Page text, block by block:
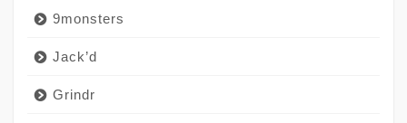
9monsters
Jack’d
Grindr